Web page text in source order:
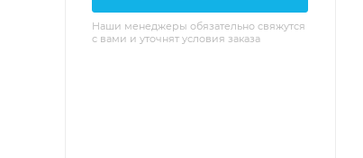
Наши менеджеры обязательно свяжутся
с вами и уточнят условия заказа